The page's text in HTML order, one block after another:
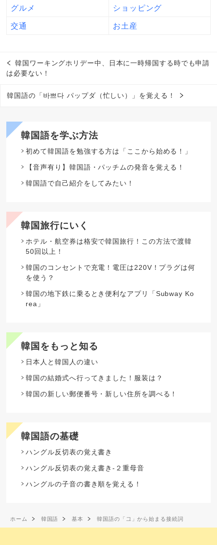
グルメ ショッピング
交通 お土産
韓国ワーキングホリデー中、日本に一時帰国する時でも申請
は必要ない！
韓国語の「바쁘다 パップダ（忙しい）」を覚える！
韓国語を学ぶ方法
初めて韓国語を勉強する方は「ここから始める！」
【音声有り】韓国語・パッチムの発音を覚える！
韓国語で自己紹介をしてみたい！
韓国旅行にいく
ホテル・航空券は格安で韓国旅行！この方法で渡韓
50回以上！
韓国のコンセントで充電！電圧は220V！プラグは何
を使う？
韓国の地下鉄に乗るとき便利なアプリ「Subway Ko
rea」
韓国をもっと知る
日本人と韓国人の違い
韓国の結婚式へ行ってきました！服装は？
韓国の新しい郵便番号・新しい住所を調べる！
韓国語の基礎
ハングル反切表の覚え書き
ハングル反切表の覚え書き-２重母音
ハングルの子音の書き順を覚える！
ホーム 韓国語 基本 韓国語の「그」から始まる接続詞